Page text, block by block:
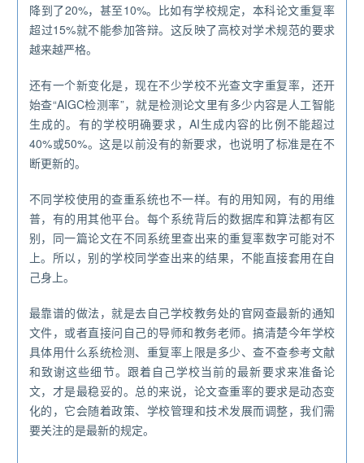
降到了20%，甚至10%。比如有学校规定，本科论文重复率
超过15%就不能参加答辩。这反映了高校对学术规范的要求
越来越严格。
还有一个新变化是，现在不少学校不光查文字重复率，还开
始查“AIGC检测率”，就是检测论文里有多少内容是人工智能
生成的。有的学校明确要求，AI生成内容的比例不能超过
40%或50%。这是以前没有的新要求，也说明了标准是在不
断更新的。
不同学校使用的查重系统也不一样。有的用知网，有的用维
普，有的用其他平台。每个系统背后的数据库和算法都有区
别，同一篇论文在不同系统里查出来的重复率数字可能对不
上。所以，别的学校同学查出来的结果，不能直接套用在自
己身上。
最靠谱的做法，就是去自己学校教务处的官网查最新的通知
文件，或者直接问自己的导师和教务老师。搞清楚今年学校
具体用什么系统检测、重复率上限是多少、查不查参考文献
和致谢这些细节。跟着自己学校当前的最新要求来准备论
文，才是最稳妥的。总的来说，论文查重率的要求是动态变
化的，它会随着政策、学校管理和技术发展而调整，我们需
要关注的是最新的规定。